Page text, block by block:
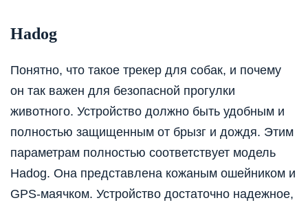
Hadog
Понятно, что такое трекер для собак, и почему
он так важен для безопасной прогулки
животного. Устройство должно быть удобным и
полностью защищенным от брызг и дождя. Этим
параметрам полностью соответствует модель
Hadog. Она представлена кожаным ошейником и
GPS-маячком. Устройство достаточно надежное,